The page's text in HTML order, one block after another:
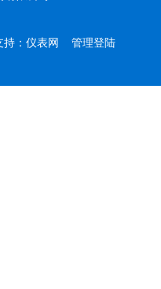
： 仪表网 管理登陆